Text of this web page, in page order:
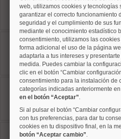
62 m²
2 dormitorios
2 baños
Moncloa,
Ref: 50004828
90 m²
2 dormitorios
1 baños
Tetuán, Cuatro
Ref: 50004227
1 baños
Tetuán, Cuatro
Ref: 50004781
web, utilizamos cookies y tecnologías
garantizar el correcto funcionamiento
seguridad y el cumplimiento de sus
mediante el conocimiento estadístico
consentimiento, utilizamos las
forma adicional el uso de la página
adaptarla a tus intereses y
medida. Puedes cambiar la
clic en el botón “Cambiar
consentimiento para la instalación de
categorías indicadas anteriormente
en el botón “Aceptar”.
Si al pulsar el botón “Cambiar
con tus preferencias, para dar tu
cookies en tu dispositivo final, en la
botón “Aceptar cambio”.